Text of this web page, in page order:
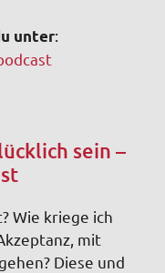
unter:
sein –
Wie kriege ich
mit
Diese und